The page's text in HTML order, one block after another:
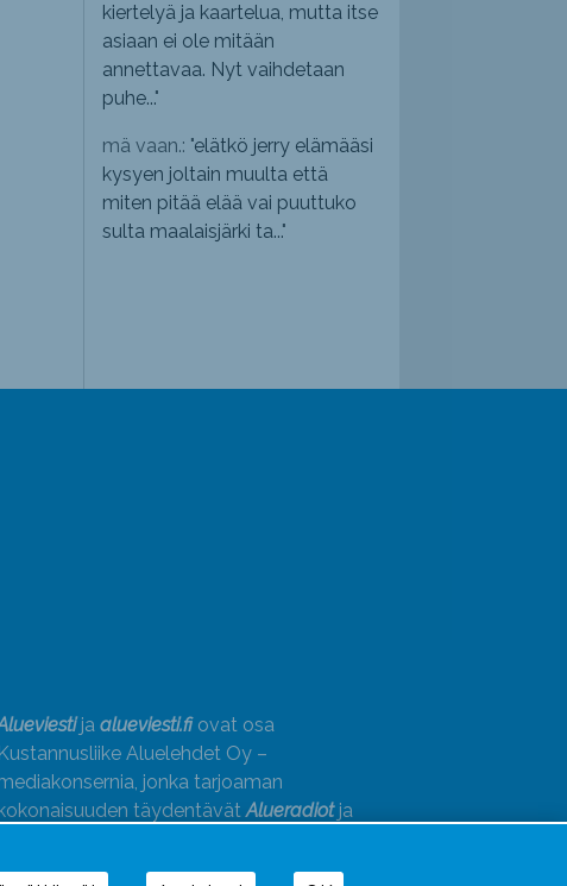
kiertelyä ja kaartelua, mutta itse
asiaan ei ole mitään
annettavaa. Nyt vaihdetaan
puhe..."
mä vaan.: "elätkö jerry elämääsi
kysyen joltain muulta että
miten pitää elää vai puuttuko
sulta maalaisjärki ta..."
ja alueviesti.fiovat osa
Kustannusliike Aluelehdet Oy –
jonka tarjoaman
kokonaisuuden täydentävätAlueradiotja